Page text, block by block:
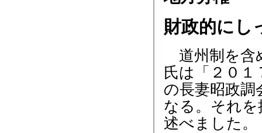
財政的にし
道州制を含
氏は「２０
の長妻昭政調
なる。それ
述べました。